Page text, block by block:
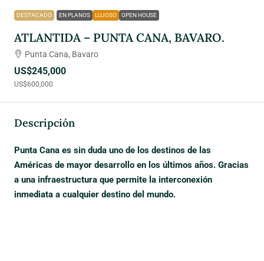
DESTACADO EN PLANOS LUJOSO OPEN HOUSE
ATLANTIDA – PUNTA CANA, BAVARO.
Punta Cana, Bavaro
US$245,000
US$600,000
Descripción
Punta Cana es sin duda uno de los destinos de las
Américas de mayor desarrollo en los últimos años. Gracias
a una infraestructura que permite la interconexión
inmediata a cualquier destino del mundo.